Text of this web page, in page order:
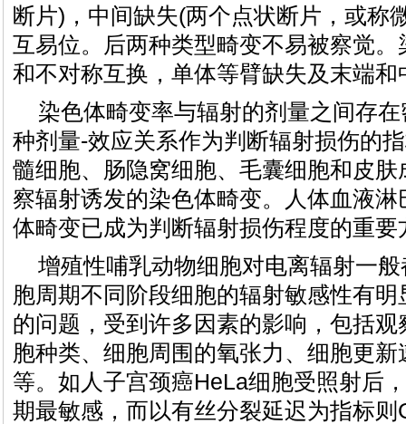
断片)，中间缺失(两个点状断片，或称
互易位。后两种类型畸变不易被察觉
和不对称互换，单体等臂缺失及末端
染色体畸变率与辐射的剂量之间存
种剂量-效应关系作为判断辐射损伤的
髓细胞、肠隐窝细胞、毛囊细胞和皮
察辐射诱发的染色体畸变。人体血液
体畸变已成为判断辐射损伤程度的重要
增殖性哺乳动物细胞对电离辐射一
胞周期不同阶段细胞的辐射敏感性有
的问题，受到许多因素的影响，包括
胞种类、细胞周围的氧张力、细胞更
等。如人子宫颈癌HeLa细胞受照射后
期最敏感，而以有丝分裂延迟为指标